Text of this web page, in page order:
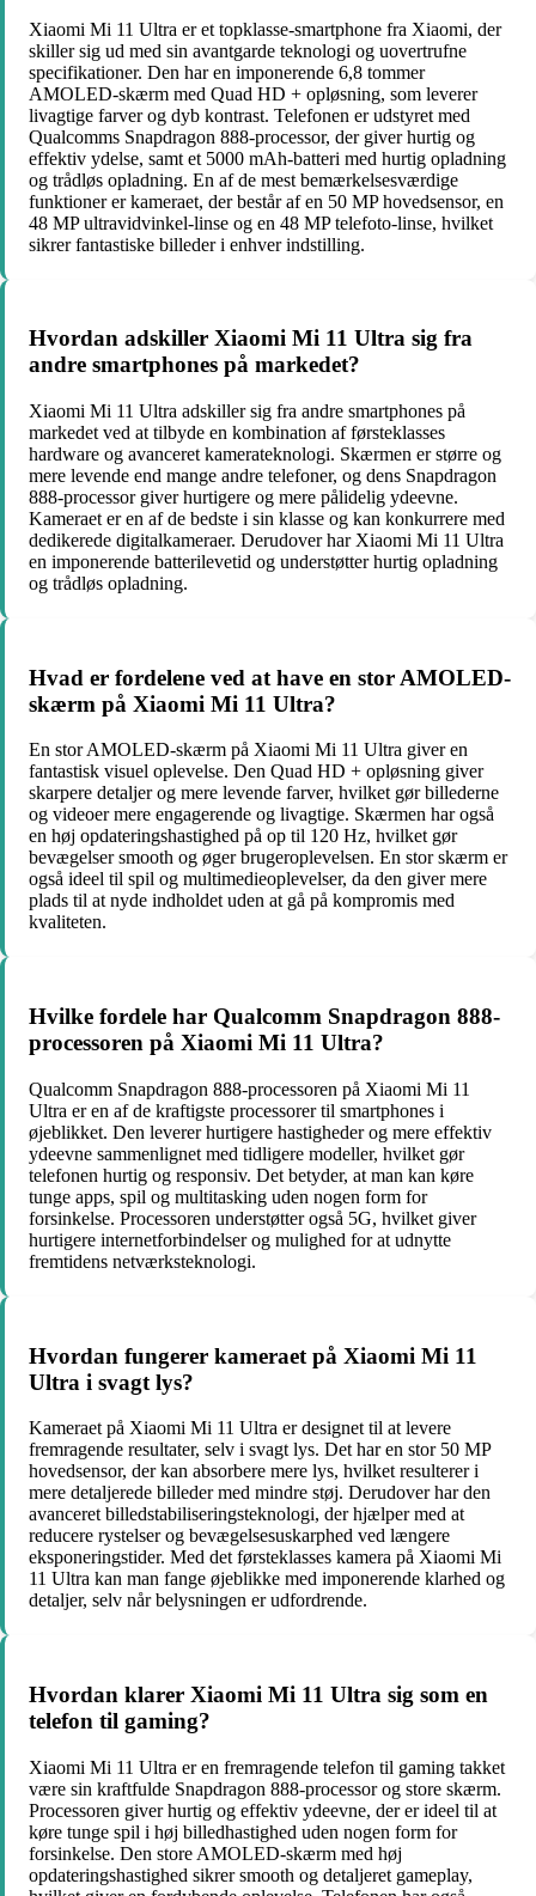
Xiaomi Mi 11 Ultra er et topklasse-smartphone fra Xiaomi, der
skiller sig ud med sin avantgarde teknologi og uovertrufne
specifikationer. Den har en imponerende 6,8 tommer
AMOLED-skærm med Quad HD + opløsning, som leverer
livagtige farver og dyb kontrast. Telefonen er udstyret med
Qualcomms Snapdragon 888-processor, der giver hurtig og
effektiv ydelse, samt et 5000 mAh-batteri med hurtig opladning
og trådløs opladning. En af de mest bemærkelsesværdige
funktioner er kameraet, der består af en 50 MP hovedsensor, en
48 MP ultravidvinkel-linse og en 48 MP telefoto-linse, hvilket
sikrer fantastiske billeder i enhver indstilling.
Hvordan adskiller Xiaomi Mi 11 Ultra sig fra
andre smartphones på markedet?
Xiaomi Mi 11 Ultra adskiller sig fra andre smartphones på
markedet ved at tilbyde en kombination af førsteklasses
hardware og avanceret kamerateknologi. Skærmen er større og
mere levende end mange andre telefoner, og dens Snapdragon
888-processor giver hurtigere og mere pålidelig ydeevne.
Kameraet er en af ​​de bedste i sin klasse og kan konkurrere med
dedikerede digitalkameraer. Derudover har Xiaomi Mi 11 Ultra
en imponerende batterilevetid og understøtter hurtig opladning
og trådløs opladning.
Hvad er fordelene ved at have en stor AMOLED-
skærm på Xiaomi Mi 11 Ultra?
En stor AMOLED-skærm på Xiaomi Mi 11 Ultra giver en
fantastisk visuel oplevelse. Den Quad HD + opløsning giver
skarpere detaljer og mere levende farver, hvilket gør billederne
og videoer mere engagerende og livagtige. Skærmen har også
en høj opdateringshastighed på op til 120 Hz, hvilket gør
bevægelser smooth og øger brugeroplevelsen. En stor skærm er
også ideel til spil og multimedieoplevelser, da den giver mere
plads til at nyde indholdet uden at gå på kompromis med
kvaliteten.
Hvilke fordele har Qualcomm Snapdragon 888-
processoren på Xiaomi Mi 11 Ultra?
Qualcomm Snapdragon 888-processoren på Xiaomi Mi 11
Ultra er en af ​​de kraftigste processorer til smartphones i
øjeblikket. Den leverer hurtigere hastigheder og mere effektiv
ydeevne sammenlignet med tidligere modeller, hvilket gør
telefonen hurtig og responsiv. Det betyder, at man kan køre
tunge apps, spil og multitasking uden nogen form for
forsinkelse. Processoren understøtter også 5G, hvilket giver
hurtigere internetforbindelser og mulighed for at udnytte
fremtidens netværksteknologi.
Hvordan fungerer kameraet på Xiaomi Mi 11
Ultra i svagt lys?
Kameraet på Xiaomi Mi 11 Ultra er designet til at levere
fremragende resultater, selv i svagt lys. Det har en stor 50 MP
hovedsensor, der kan absorbere mere lys, hvilket resulterer i
mere detaljerede billeder med mindre støj. Derudover har den
avanceret billedstabiliseringsteknologi, der hjælper med at
reducere rystelser og bevægelsesuskarphed ved længere
eksponeringstider. Med det førsteklasses kamera på Xiaomi Mi
11 Ultra kan man fange øjeblikke med imponerende klarhed og
detaljer, selv når belysningen er udfordrende.
Hvordan klarer Xiaomi Mi 11 Ultra sig som en
telefon til gaming?
Xiaomi Mi 11 Ultra er en fremragende telefon til gaming takket
være sin kraftfulde Snapdragon 888-processor og store skærm.
Processoren giver hurtig og effektiv ydeevne, der er ideel til at
køre tunge spil i høj billedhastighed uden nogen form for
forsinkelse. Den store AMOLED-skærm med høj
opdateringshastighed sikrer smooth og detaljeret gameplay,